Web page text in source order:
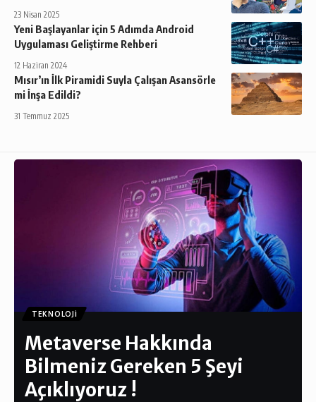
23 Nisan 2025
Yeni Başlayanlar için 5 Adımda Android
Uygulaması Geliştirme Rehberi
12 Haziran 2024
Mısır’ın İlk Piramidi Suyla Çalışan Asansörle
mi İnşa Edildi?
31 Temmuz 2025
TEKNOLOJI
Metaverse Hakkında
Bilmeniz Gereken 5 Şeyi
Açıklıyoruz !